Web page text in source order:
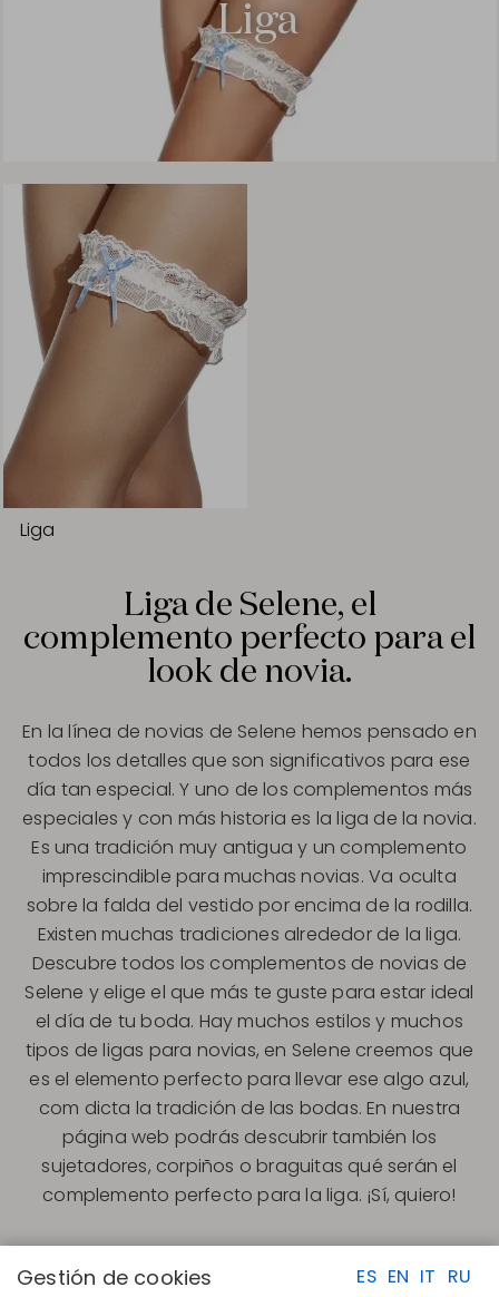
Liga
Liga
Liga de Selene, el
complemento perfecto para el
look de novia.
En la línea de novias de Selene hemos pensado en
todos los detalles que son significativos para ese
día tan especial. Y uno de los complementos más
especiales y con más historia es la liga de la novia.
Es una tradición muy antigua y un complemento
imprescindible para muchas novias. Va oculta
sobre la falda del vestido por encima de la rodilla.
Existen muchas tradiciones alrededor de la liga.
Descubre todos los complementos de novias de
Selene y elige el que más te guste para estar ideal
el día de tu boda. Hay muchos estilos y muchos
tipos de ligas para novias, en Selene creemos que
es el elemento perfecto para llevar ese algo azul,
com dicta la tradición de las bodas. En nuestra
página web podrás descubrir también los
sujetadores, corpiños o braguitas qué serán el
complemento perfecto para la liga. ¡Sí, quiero!
ES EN IT RU
Gestión de cookies